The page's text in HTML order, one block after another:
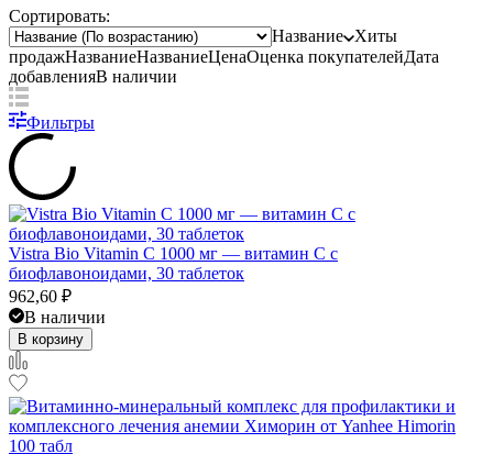
Сортировать:
Название
Хиты
продажНазваниеНазваниеЦенаОценка покупателейДата
добавленияВ наличии
Фильтры
Vistra Bio Vitamin C 1000 мг — витамин C с
биофлавоноидами, 30 таблеток
962,60 ₽
В наличии
В корзину